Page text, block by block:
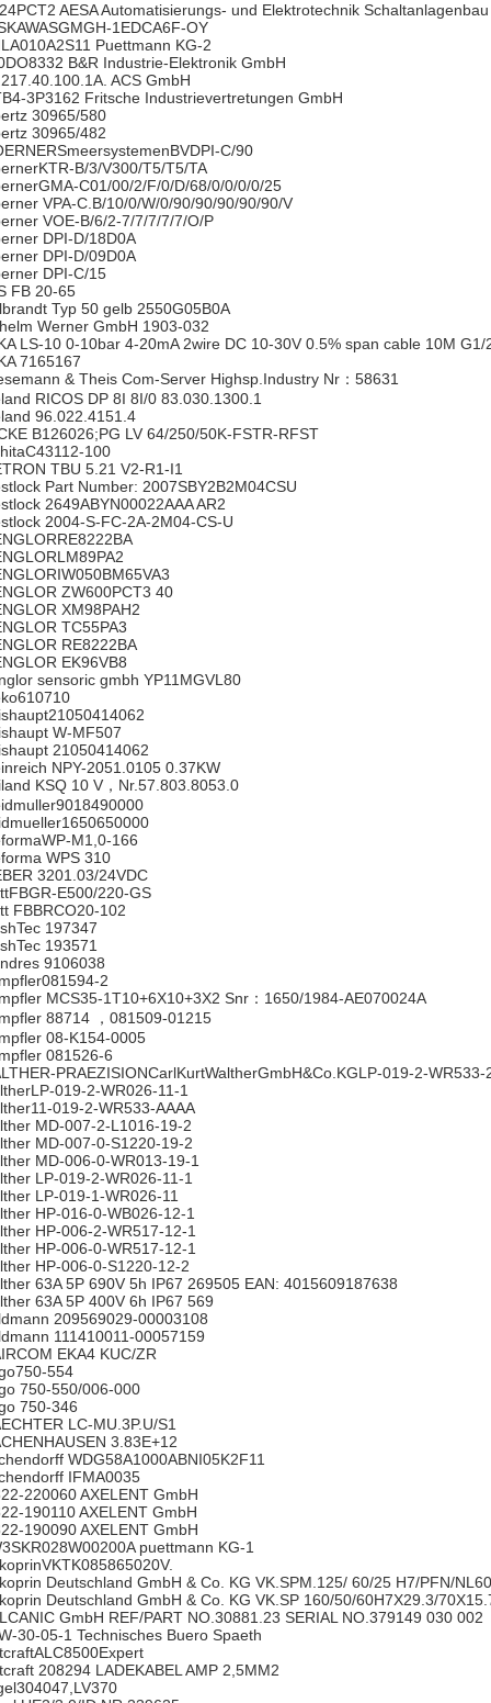
AESA Automatisierungs- und Elektrotechnik
1EDCA6F-OY
Puettmann KG-2
B&R Industrie-Elektronik GmbH
ACS GmbH
3P3162 Fritsche Industrievertretungen GmbH
30965/580
30965/482
C/90
B/3/V300/T5/T5/TA
C01/00/2/F/0/D/68/0/0/0/0/25
VPA-C.B/10/0/W/0/90/90/90/90/90/V
VOE-B/6/2-7/7/7/7/7/O/P
DPI-D/18D0A
DPI-D/09D0A
DPI-C/15
FB 20-65
Typ 50 gelb 2550G05B0A
Werner GmbH 1903-032
LS-10 0-10bar 4-20mA 2wire DC 10-30V 0.5% span cable 10M G1/
7165167
& Theis Com-Server Highsp.Industry Nr：58631
RICOS DP 8I 8I/0 83.030.1300.1
96.022.4151.4
B126026;PG LV 64/250/50K-FSTR-RFST
100
TBU 5.21 V2-R1-I1
Part Number: 2007SBY2B2M04CSU
2649ABYN00022AAA AR2
2004-S-FC-2A-2M04-CS-U
ZW600PCT3 40
XM98PAH2
TC55PA3
RE8222BA
EK96VB8
sensoric gmbh YP11MGVL80
W-MF507
21050414062
NPY-2051.0105 0.37KW
KSQ 10 V，Nr.57.803.8053.0
M1,0-166
WPS 310
3201.03/24VDC
E500/220-GS
FBBRCO20-102
197347
193571
9106038
2
MCS35-1T10+6X10+3X2 Snr：1650/1984-AE070024A
88714 ，081509-01215
08-K154-0005
081526-6
PRAEZISIONCarlKurtWaltherGmbH&Co.KGLP-019-2-WR533-
019-2-WR026-11-1
019-2-WR533-AAAA
MD-007-2-L1016-19-2
MD-007-0-S1220-19-2
MD-006-0-WR013-19-1
LP-019-2-WR026-11-1
LP-019-1-WR026-11
HP-016-0-WB026-12-1
HP-006-2-WR517-12-1
HP-006-0-WR517-12-1
HP-006-0-S1220-12-2
63A 5P 690V 5h IP67 269505 EAN: 4015609187638
63A 5P 400V 6h IP67 569
209569029-00003108
111410011-00057159
EKA4 KUC/ZR
554
750-550/006-000
750-346
LC-MU.3P.U/S1
3.83E+12
WDG58A1000ABNI05K2F11
IFMA0035
220060 AXELENT GmbH
190110 AXELENT GmbH
190090 AXELENT GmbH
puettmann KG-1
Deutschland GmbH & Co. KG VK.SPM.125/ 60/25 H7/PFN/NL60
Deutschland GmbH & Co. KG VK.SP 160/50/60H7X29.3/
GmbH REF/PART NO.30881.23 SERIAL NO.379149 030 002
30-05-1 Technisches Buero Spaeth
208294 LADEKABEL AMP 2,5MM2